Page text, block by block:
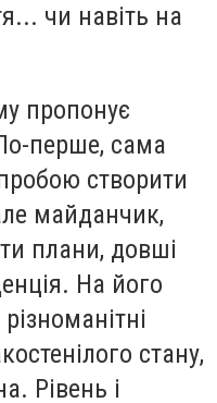
чи навіть на
пропонує
перше, сама
створити
майданчик,
плани, довші
На його
стану,
Рівень і